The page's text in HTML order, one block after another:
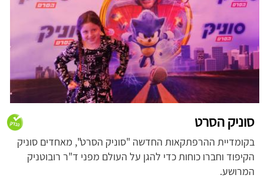
סוניק הסרט
בקומדיית ההרפתקאות החדשה "סוניק הסרט", מאחדים סוניק
הקיפוד וחברו כוחות כדי להגן על העולם מפני ד"ר רובוטניק
המרושע.